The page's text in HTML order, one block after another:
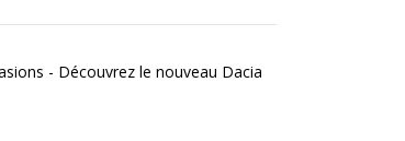
- Découvrez le nouveau Dacia